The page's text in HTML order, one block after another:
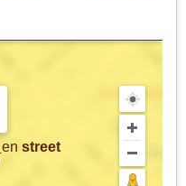
en street